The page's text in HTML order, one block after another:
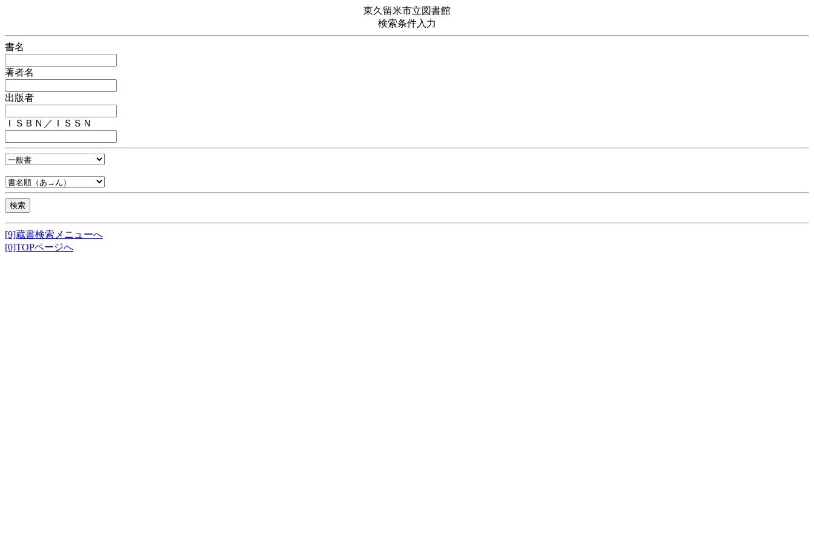
東久留米市立図書館
検索条件入力
書名
著者名
出版者
ＩＳＢＮ／ＩＳＳＮ
[9]蔵書検索メニューへ
[0]TOPページへ